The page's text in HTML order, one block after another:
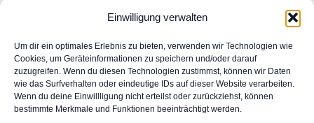
Einwilligung verwalten
Um dir ein optimales Erlebnis zu bieten, verwenden wir Technologien wie
Cookies, um Geräteinformationen zu speichern und/oder darauf
zuzugreifen. Wenn du diesen Technologien zustimmst, können wir Daten
wie das Surfverhalten oder eindeutige IDs auf dieser Website verarbeiten.
Wenn du deine Einwillligung nicht erteilst oder zurückziehst, können
bestimmte Merkmale und Funktionen beeinträchtigt werden.
Allgemeine Geschäftsbedingungen
Impressum
Widerrufsrecht
Datenschutz
FAQ
Unser Engagement für Barrierefreiheit im Web